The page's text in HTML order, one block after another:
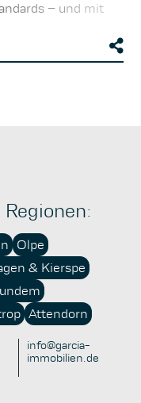
– und mit
Förderkredite für
für
im Hinblick auf
sind
Nachhaltigkeit im
mit
Konzepten
Olpe
& Kierspe
Attendorn
info@garcia-
immobilien.de